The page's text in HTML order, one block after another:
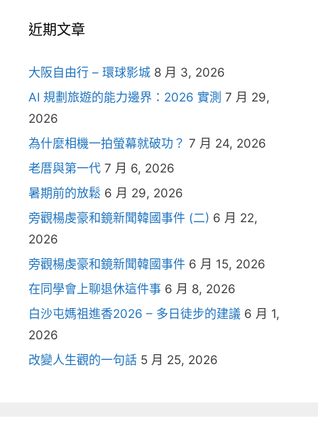
近期文章
大阪自由行 – 環球影城 8 月 3, 2026
AI 規劃旅遊的能力邊界：2026 實測 7 月 29,
2026
為什麼相機一拍螢幕就破功？ 7 月 24, 2026
老厝與第一代 7 月 6, 2026
暑期前的放鬆 6 月 29, 2026
旁觀楊虔豪和鏡新聞韓國事件 (二) 6 月 22,
2026
旁觀楊虔豪和鏡新聞韓國事件 6 月 15, 2026
在同學會上聊退休這件事 6 月 8, 2026
白沙屯媽祖進香2026 – 多日徒步的建議 6 月 1,
2026
改變人生觀的一句話 5 月 25, 2026